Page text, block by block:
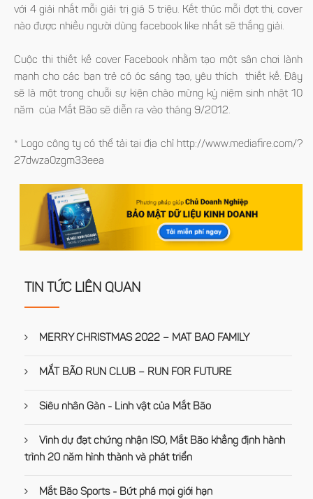
với 4 giải nhất mỗi giải trị giá 5 triệu. Kết thúc mỗi đợt thi, cover
nào được nhiều người dùng facebook like nhất sẽ thắng giải.
Cuộc thi thiết kế cover Facebook nhằm tạo một sân chơi lành
mạnh cho các bạn trẻ có óc sáng tạo, yêu thích thiết kế. Đây
sẽ là một trong chuỗi sự kiện chào mừng kỷ niệm sinh nhật 10
năm của Mắt Bão sẽ diễn ra vào tháng 9/2012.
* Logo công ty có thể tải tại địa chỉ http://www.mediafire.com/?
27dwza0zgm33eea
TIN TỨC LIÊN QUAN
MERRY CHRISTMAS 2022 – MAT BAO FAMILY
MẮT BÃO RUN CLUB – RUN FOR FUTURE
Siêu nhân Gàn - Linh vật của Mắt Bão
Vinh dự đạt chứng nhận ISO, Mắt Bão khẳng định hành
trình 20 năm hình thành và phát triển
Mắt Bão Sports - Bứt phá mọi giới hạn